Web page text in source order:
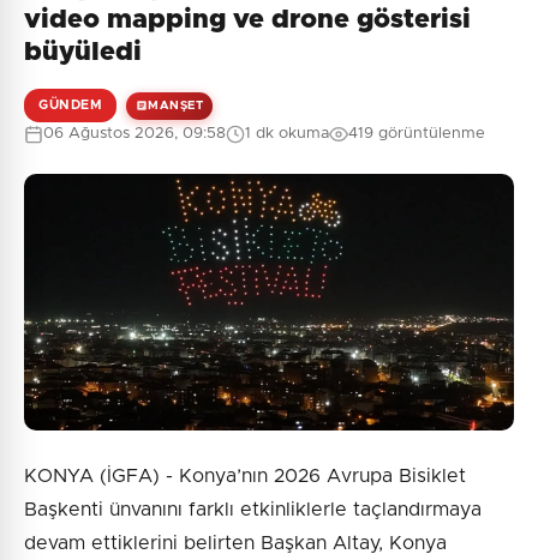
Güvenlik Sorusu:
2 + 4 = ?
Gönder
video mapping ve drone gösterisi
büyüledi
GÜNDEM MANŞET
06 Ağustos 2026, 09:58 1 dk okuma 419 görüntülenme
KONYA (İGFA) - Konya’nın 2026 Avrupa Bisiklet
Başkenti ünvanını farklı etkinliklerle taçlandırmaya
devam ettiklerini belirten Başkan Altay, Konya